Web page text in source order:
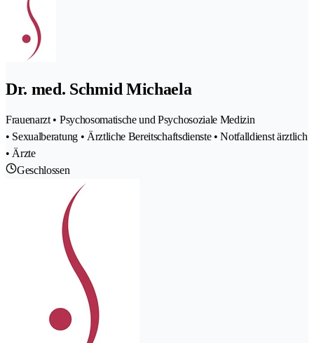
Dr. med. Schmid Michaela
Frauenarzt • Psychosomatische und Psychosoziale Medizin
• Sexualberatung • Ärztliche Bereitschaftsdienste • Notfalldienst ärztlich
• Ärzte
Geschlossen